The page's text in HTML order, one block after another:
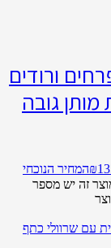
ורודים
מותן גובה
₪המחיר הנוכחי
זה יש מספר